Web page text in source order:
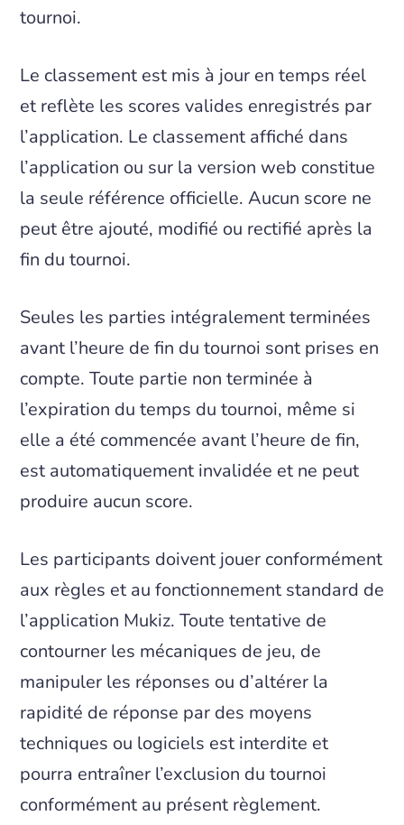
tournoi.
Le classement est mis à jour en temps réel
et reflète les scores valides enregistrés par
l’application. Le classement affiché dans
l’application ou sur la version web constitue
la seule référence officielle. Aucun score ne
peut être ajouté, modifié ou rectifié après la
fin du tournoi.
Seules les parties intégralement terminées
avant l’heure de fin du tournoi sont prises en
compte. Toute partie non terminée à
l’expiration du temps du tournoi, même si
elle a été commencée avant l’heure de fin,
est automatiquement invalidée et ne peut
produire aucun score.
Les participants doivent jouer conformément
aux règles et au fonctionnement standard de
l’application Mukiz. Toute tentative de
contourner les mécaniques de jeu, de
manipuler les réponses ou d’altérer la
rapidité de réponse par des moyens
techniques ou logiciels est interdite et
pourra entraîner l’exclusion du tournoi
conformément au présent règlement.